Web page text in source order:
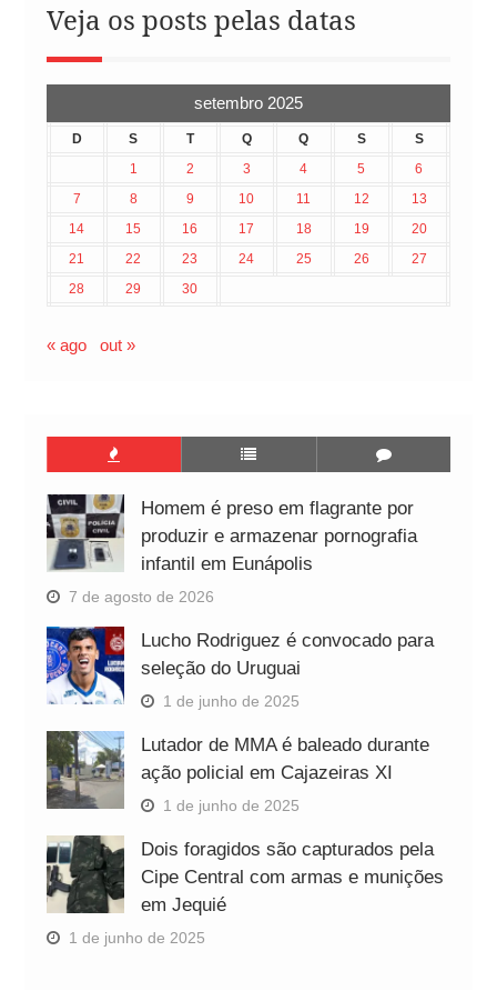
Veja os posts pelas datas
setembro 2025
D S T Q Q S
S
1
2 3 4 5
6
7
8 9 10 11 12
13
14
15 16 17 18 19
20
21
22 23 24 25 26
27
28
29 30
« ago out »
Homem é preso em flagrante por
produzir e armazenar pornografia
infantil em Eunápolis
7 de agosto de 2026
Lucho Rodriguez é convocado para
seleção do Uruguai
1 de junho de 2025
Lutador de MMA é baleado durante
ação policial em Cajazeiras XI
1 de junho de 2025
Dois foragidos são capturados pela
Cipe Central com armas e munições
em Jequié
1 de junho de 2025